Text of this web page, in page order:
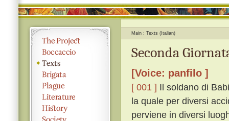
Main Texts (Italian)
Seconda
[Voice: panfilo ]
[ 001 ] Il soldano di
la quale per diversi
perviene in diversi